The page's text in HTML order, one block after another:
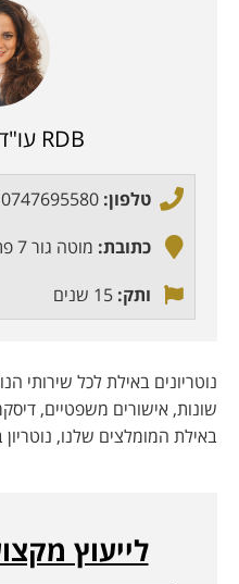
RDB עו"ד ריקי בקבני
טלפון: 0747695580
כתובת: מוטה גור 7 פתח תקווה
ותק: 15 שנים
נוטריונים באילת לכל שירותי
שונות, אישורים משפטיים,
באילת המומלצים שלנו,
לייעוץ